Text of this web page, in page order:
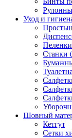
Уход и
Пеленки
Станки
Шовный
Кетгут
Сетки